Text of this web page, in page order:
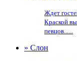
Ждет
Краской
певцов......
» Слон